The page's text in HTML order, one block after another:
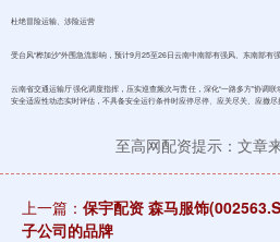
杜绝冒险运输、涉险运营
受台风“桦加沙”外围急流影响，预计9月25至26日云南中南部有强风、东南部有强
云南省交通运输厅强化调度指挥，压实巡查频次与责任，深化“一路多方”协调
安全适应性动态实时评估，不具备安全运行条件时应停尽停、应关尽关、应撤尽
至高网配资提示：文章
上一篇： 保宇配资 森马服饰
子公司的品牌